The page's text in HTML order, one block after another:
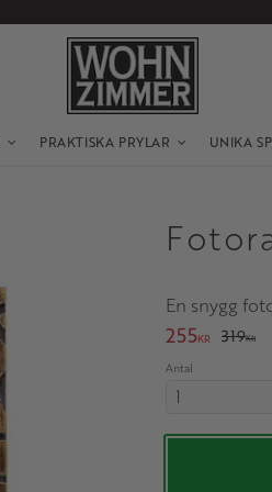
PRAKTISKA PRYLAR UNIKA
​En snygg
Nedsatt pris:
255KR 319KR
Antal